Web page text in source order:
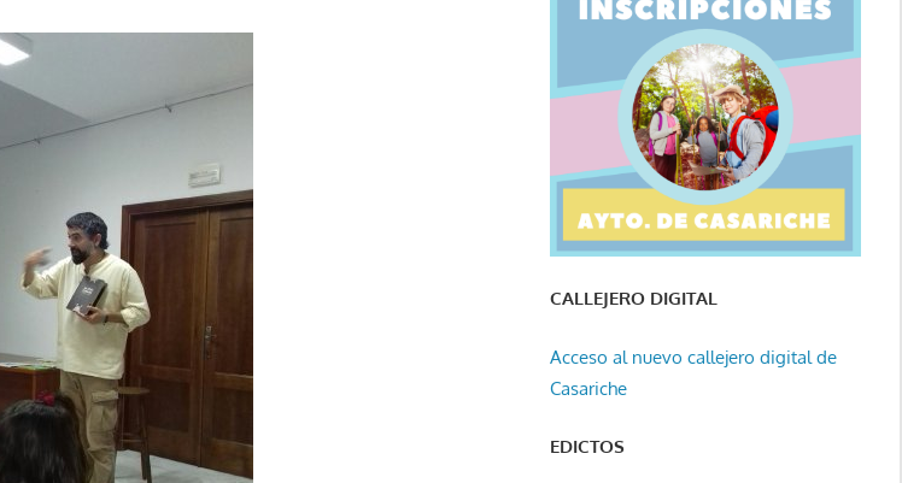
CALLEJERO DIGITAL
Acceso al nuevo callejero digital de
Casariche
EDICTOS